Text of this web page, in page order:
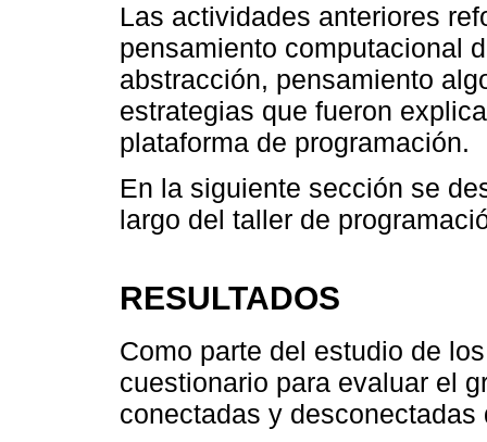
Las actividades anteriores
pensamiento computacional
abstracción, pensamiento
estrategias que fueron
plataforma de programación.
En la siguiente sección se
largo del taller de
RESULTADOS
Como parte del estudio de
cuestionario para evaluar el
conectadas y desconectadas